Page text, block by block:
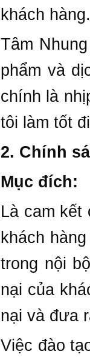
khách hàng.
Tâm
phẩm và
chính là
tôi làm tốt
2. Chính
Mục đích:
Là cam kết
khách
trong nội
nại của
nại và đưa
Việc đào